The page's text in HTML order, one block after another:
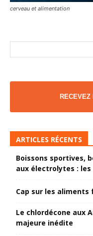
cerveau et alimentation
ARTICLES RÉCENTS
Boissons sportives,
aux électrolytes :
Cap sur les aliments
Le chlordécone aux
majeure inédite